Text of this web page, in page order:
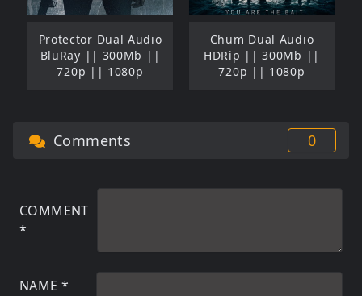
Protector Dual Audio
BluRay || 300Mb ||
720p || 1080p
Chum Dual Audio
HDRip || 300Mb ||
720p || 1080p
Comments 0
COMMENT
*
NAME *